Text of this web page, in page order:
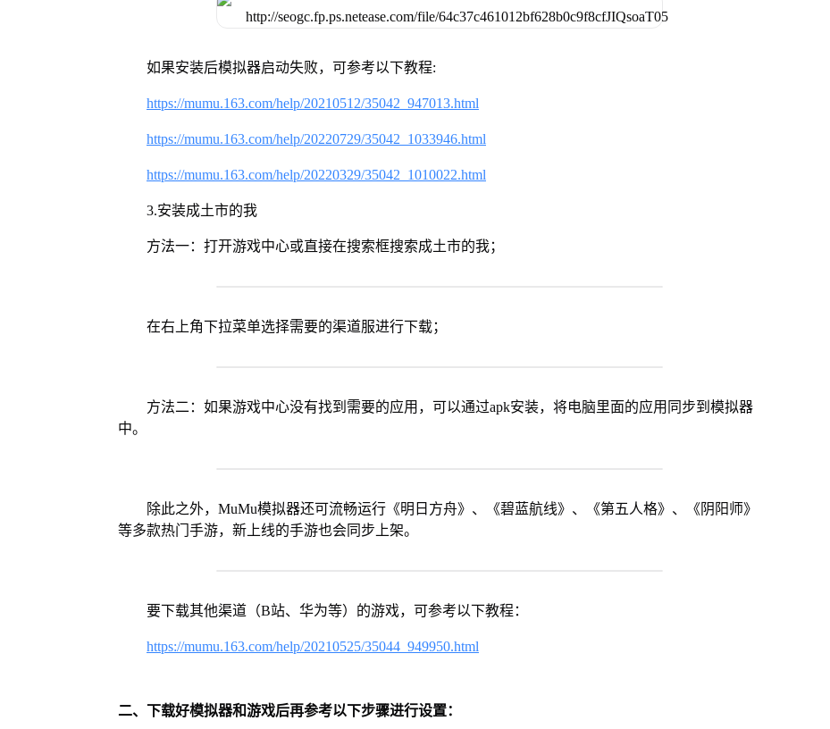
如果安装后模拟器启动失败，可参考以下教程:
https://mumu.163.com/help/20210512/35042_947013.html
https://mumu.163.com/help/20220729/35042_1033946.html
https://mumu.163.com/help/20220329/35042_1010022.html
3.安装成土市的我
方法一：打开游戏中心或直接在搜索框搜索成土市的我；
在右上角下拉菜单选择需要的渠道服进行下载；
方法二：如果游戏中心没有找到需要的应用，可以通过apk安装，将电脑里面的应用同步到模拟器
中。
除此之外，MuMu模拟器还可流畅运行《明日方舟》、《碧蓝航线》、《第五人格》、《阴阳师》
等多款热门手游，新上线的手游也会同步上架。
要下载其他渠道（B站、华为等）的游戏，可参考以下教程：
https://mumu.163.com/help/20210525/35044_949950.html
二、下载好模拟器和游戏后再参考以下步骤进行设置：